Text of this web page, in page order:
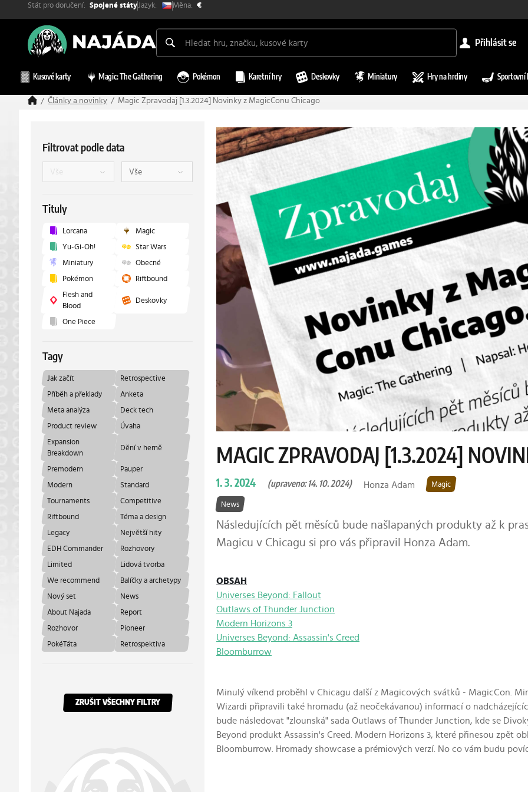
Stát pro doručení: Spojené státyJazyk: Měna: €
přihlásit se
Kusové karty Magic: The Gathering Pokémon Karetní hry Deskovky Miniatury Hry na hrdiny Sportovní
Články a novinky Magic Zpravodaj [1.3.2024] Novinky z MagicConu Chicago
Filtrovat podle data
Tituly
Lorcana Magic
Yu-Gi-Oh! Star Wars
Miniatury Obecné
Pokémon Riftbound
Flesh and
Blood
Deskovky
One Piece
Tagy
Jak začít Retrospective
Příběh a překlady Anketa
Meta analýza Deck tech
Product review Úvaha
Expansion
Breakdown
Dění v herně
Premodern Pauper
Modern Standard
Tournaments Competitive
Riftbound Téma a design
Legacy Největší hity
EDH Commander Rozhovory
Limited Lidová tvorba
We recommend Balíčky a archetypy
Nový set News
About Najada Report
Rozhovor Pioneer
PokéTáta Retrospektiva
ZRUŠIT VŠECHNY FILTRY
MAGIC ZPRAVODAJ [1.3.2024]
1. 3. 2024 (upraveno: 14. 10. 2024) Honza Adam Magic
News
Následujících pět měsíců bude našlapaných produkty až k
Magicu v Chicagu si pro vás připravil Honza Adam.
OBSAH
Universes Beyond: Fallout
Outlaws of Thunder Junction
Modern Horizons 3
Universes Beyond: Assassin's Creed
Bloomburrow
Minulý víkend proběhl v Chicagu další z Magicových svátků - MagicCon.
Wizardi připravili také hromadu (až neočekávanou) informací o
bude následovat "zlounská" sada Outlaws of Thunder Junction, kde se
Beyond produkt Assassin's Creed. Modern Horizons 3, které přinesou zpět
Bloomburrow. Hromady showcase a prémiových verzí. No co vám budu